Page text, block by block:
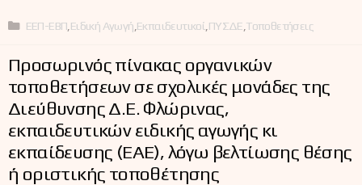
Κατηγορίες
ΕΕΠ-ΕΒΠ Ειδική Αγωγή Εκπαιδευτικοί ΠΥΣΔΕ Τοποθετήσεις
Προσωρινός πίνακας οργανικών
τοποθετήσεων σε σχολικές μονάδες της
Διεύθυνσης Δ.Ε. Φλώρινας,
εκπαιδευτικών ειδικής αγωγής κι
εκπαίδευσης (ΕΑΕ), λόγω βελτίωσης θέσης
ή οριστικής τοποθέτησης